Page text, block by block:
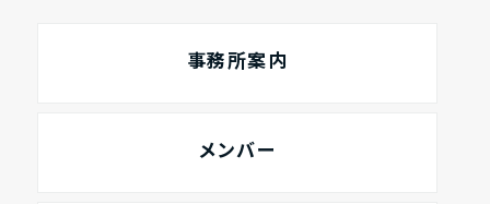
事務所案内
メンバー